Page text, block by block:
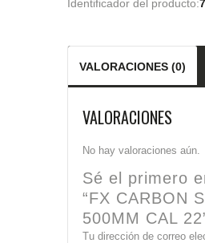
Identificador del producto:
VALORACIONES (0)
VALORACIONES
No hay valoraciones aún.
Sé el primero
“FX CARBON
500MM CAL
Tu dirección de correo